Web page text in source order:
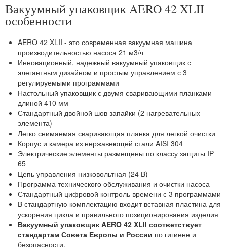
Вакуумный упаковщик AERO 42 XLII
особенности
AERO 42 XLII - это современная вакуумная машина
производительностью насоса 21 м3/ч
Инновационный, надежный вакуумный упаковщик с
элегантным дизайном и простым управлением с 3
регулируемыми программами
Настольный упаковщик с двумя сваривающими планками
длиной 410 мм
Стандартный двойной шов запайки (2 нагревательных
элемента)
Легко снимаемая сваривающая планка для легкой очистки
Корпус и камера из нержавеющей стали AISI 304
Электрические элементы размещены по классу защиты IP
65
Цепь управления низковольтная (24 В)
Программа технического обслуживания и очистки насоса
Стандартный цифровой контроль времени с 3 программами
В стандартную комплектацию входит вставная пластина для
ускорения цикла и правильного позиционирования изделия
Вакуумный упаковщик AERO 42 XLII соответствует
стандартам Совета Европы и России по гигиене и
безопасности.